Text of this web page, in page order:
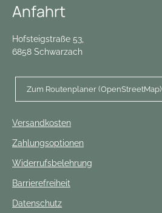
Anfahrt
Hofsteigstraße 53,
6858 Schwarzach
Zum Routenplaner (OpenStreetMap)
Versandkosten
Zahlungsoptionen
Widerrufsbelehrung
Barrierefreiheit
Datenschutz